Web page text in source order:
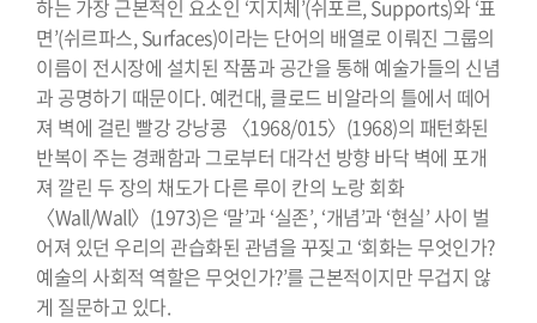
하는 가장 근본적인 요소인 ‘지지체’(쉬포르, Supports)와 ‘표
면’(쉬르파스, Surfaces)이라는 단어의 배열로 이뤄진 그룹의
이름이 전시장에 설치된 작품과 공간을 통해 예술가들의 신념
과 공명하기 때문이다. 예컨대, 클로드 비알라의 틀에서 떼어
져 벽에 걸린 빨강 강낭콩 〈1968/015〉(1968)의 패턴화된
반복이 주는 경쾌함과 그로부터 대각선 방향 바닥 벽에 포개
져 깔린 두 장의 채도가 다른 루이 칸의 노랑 회화
〈Wall/Wall〉(1973)은 ‘말’과 ‘실존’, ‘개념’과 ‘현실’ 사이 벌
어져 있던 우리의 관습화된 관념을 꾸짖고 ‘회화는 무엇인가?
예술의 사회적 역할은 무엇인가?’를 근본적이지만 무겁지 않
게 질문하고 있다.